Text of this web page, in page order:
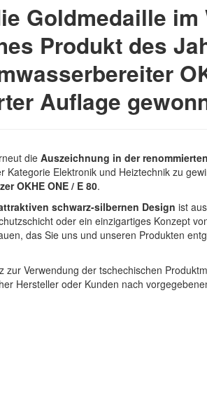
Goldmedaille im
Produkt des
Auflage
dieAuszeichnung in der
Kategorie Elektronik und Heiztechnik zu
OKHE ONE / E 80.
schwarz-silbernen Design ist
oder ein einzigartiges Konzept
das Sie uns und unseren Produkten
Verwendung der tschechischen
Hersteller oder Kunden nach